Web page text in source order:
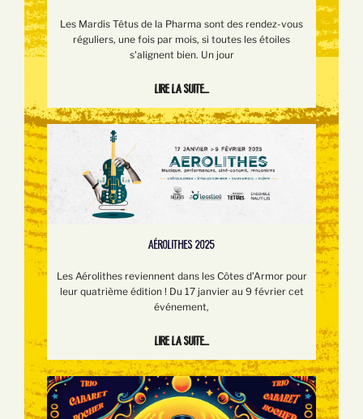
Les Mardis Têtus de la Pharma sont des rendez-vous
réguliers, une fois par mois, si toutes les étoiles
s'alignent bien. Un jour
Lire la suite...
AÉROLITHES 2025
Les Aérolithes reviennent dans les Côtes d’Armor pour
leur quatrième édition ! Du 17 janvier au 9 février cet
événement,
Lire la suite...